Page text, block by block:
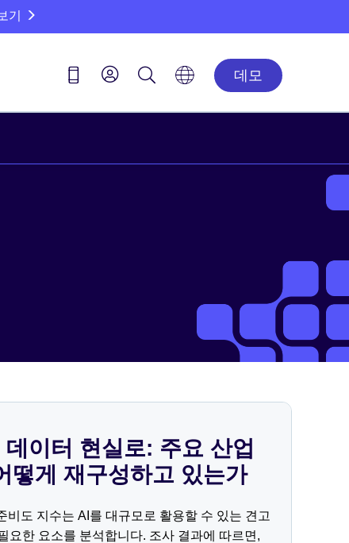
기
데모
이터 현실로: 주요 산업
떻게 재구성하고 있는가
도 지수는 AI를 대규모로 활용할 수 있는 견고
요한 요소를 분석합니다. 조사 결과에 따르면,